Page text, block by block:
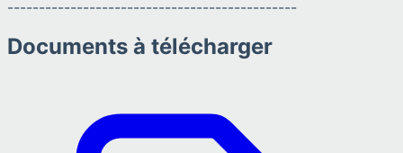
----------------------------------------------
Documents à télécharger